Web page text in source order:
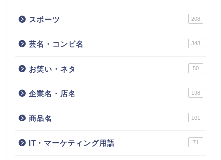
スポーツ 208
芸名・コンビ名 348
お笑い・ネタ 50
企業名・店名 198
商品名 101
IT・マーケティング用語 71